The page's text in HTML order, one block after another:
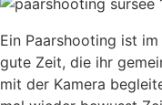
Ein Paarshooting ist
gute Zeit, die ihr
mit der Kamera